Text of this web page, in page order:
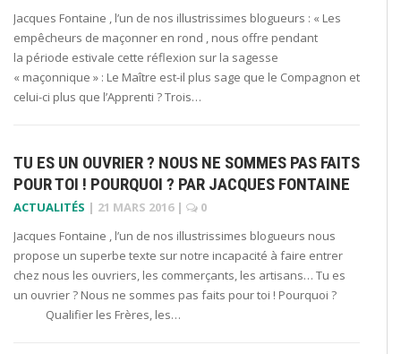
Jacques Fontaine , l’un de nos illustrissimes blogueurs : « Les
empêcheurs de maçonner en rond , nous offre pendant
la période estivale cette réflexion sur la sagesse
« maçonnique » : Le Maître est-il plus sage que le Compagnon et
celui-ci plus que l’Apprenti ? Trois…
TU ES UN OUVRIER ? NOUS NE SOMMES PAS FAITS
POUR TOI ! POURQUOI ? PAR JACQUES FONTAINE
ACTUALITÉS | 21 MARS 2016 |
0
Jacques Fontaine , l’un de nos illustrissimes blogueurs nous
propose un superbe texte sur notre incapacité à faire entrer
chez nous les ouvriers, les commerçants, les artisans… Tu es
un ouvrier ? Nous ne sommes pas faits pour toi ! Pourquoi ?
Qualifier les Frères, les…